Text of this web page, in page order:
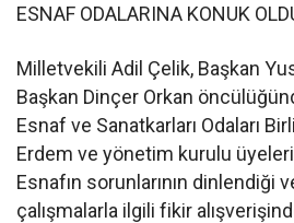
ESNAF ODALARINA KONUK
Milletvekili Adil Çelik, Başkan
Başkan Dinçer Orkan
Esnaf ve Sanatkarları Odaları
Erdem ve yönetim kurulu
Esnafın sorunlarının dinlendiği
çalışmalarla ilgili fikir